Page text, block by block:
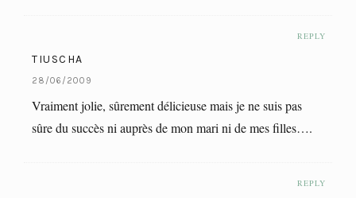
REPLY
TIUSCHA
28/06/2009
Vraiment jolie, sûrement délicieuse mais je ne suis pas
sûre du succès ni auprès de mon mari ni de mes filles….
REPLY